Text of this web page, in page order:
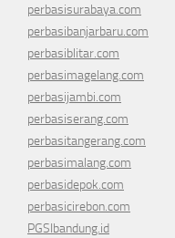
perbasisurabaya.com
perbasibanjarbaru.com
perbasiblitar.com
perbasimagelang.com
perbasijambi.com
perbasiserang.com
perbasitangerang.com
perbasimalang.com
perbasidepok.com
perbasicirebon.com
PGSIbandung.id